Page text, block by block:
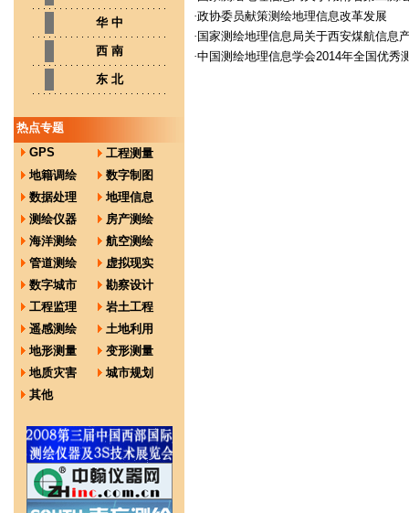
华 中
西 南
东 北
热点专题
GPS
工程测量
地籍调绘
数字制图
数据处理
地理信息
测绘仪器
房产测绘
海洋测绘
航空测绘
管道测绘
虚拟现实
数字城市
勘察设计
工程监理
岩土工程
遥感测绘
土地利用
地形测量
变形测量
地质灾害
城市规划
其他
·政协委员献策测绘地理信息改革发展
· 国家测绘地理信息局关于西安煤航信息
·中国测绘地理信息学会2014年全国优秀